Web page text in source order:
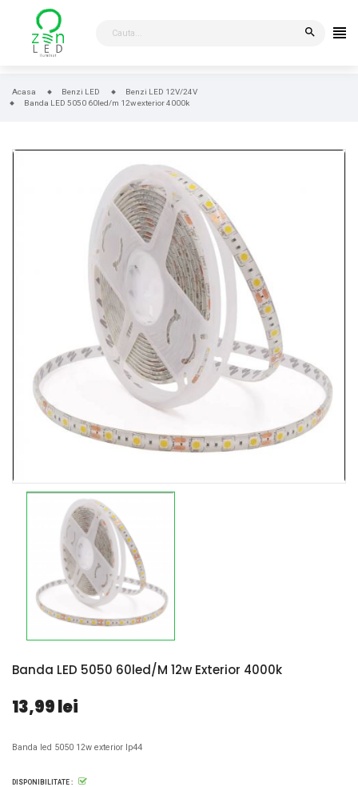
search
Acasa Benzi LED
Benzi LED 12V/24V
Banda LED 5050 60led/m 12w exterior 4000k
Banda LED 5050 60led/m 12w Exterior 4000k
13,99 lei
Banda led 5050 12w exterior Ip44
DISPONIBILITATE :